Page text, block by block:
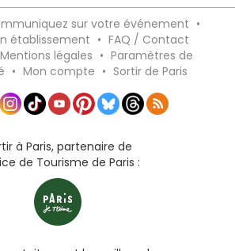
sur votre événement •
établissement • FAQ / Contact
Mentions légales • Paramètres de
• Mon compte • Sortir de Paris
à Paris, partenaire de
de Tourisme de Paris :